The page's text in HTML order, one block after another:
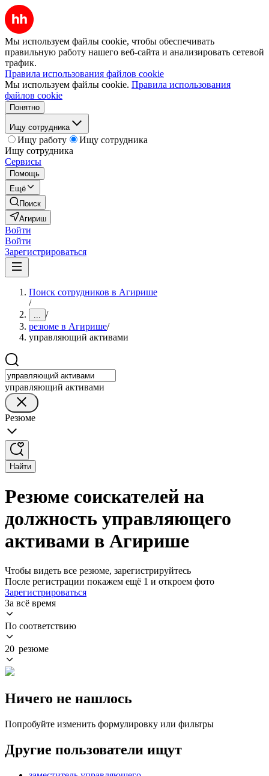
Мы используем файлы cookie, чтобы обеспечивать
правильную работу нашего веб-сайта и анализировать сетевой
трафик.
Правила использования файлов cookie
Мы используем файлы cookie. Правила использования
файлов cookie
Понятно
Ищу сотрудника
Ищу работу
Ищу сотрудника
Ищу сотрудника
Сервисы
Помощь
Ещё
Поиск
Агириш
Войти
Войти
Зарегистрироваться
Поиск сотрудников в Агирише
/
... /
резюме в Агирише/
управляющий активами
управляющий активами
Резюме
Найти
Резюме соискателей на
должность управляющего
активами в Агирише
Чтобы видеть все резюме, зарегистрируйтесь
После регистрации покажем ещё 1 и откроем фото
Зарегистрироваться
За всё время
По соответствию
20 резюме
Ничего не нашлось
Попробуйте изменить формулировку или фильтры
Другие пользователи ищут